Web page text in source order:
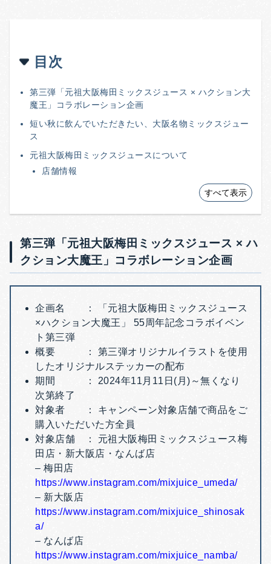
目次
第三弾「元祖大阪梅田ミックスジュース × ハクション大
魔王」コラボレーション企画
短い秋に飲んでいただきたい、大阪名物ミックスジュー
ス
元祖大阪梅田ミックスジュースについて
店舗情報
すべて表示
第三弾「元祖大阪梅田ミックスジュース × ハ
クション大魔王」コラボレーション企画
企画名 ： 「元祖大阪梅田ミックスジュース
×ハクション大魔王」 55周年記念コラボイベン
ト第三弾
概要 ： 第三弾オリジナルイラストを使用
したオリジナルステッカーの配布
期間 ： 2024年11月11日(月)～無くなり
次第終了
対象者 ： キャンペーン対象店舗で商品をご
購入いただいた方全員
対象店舗 ： 元祖大阪梅田ミックスジュース梅
田店・新大阪店・なんば店
– 梅田店
https://www.instagram.com/mixjuice_umeda/
– 新大阪店
https://www.instagram.com/mixjuice_shinosak
a/
– なんば店
https://www.instagram.com/mixjuice_namba/